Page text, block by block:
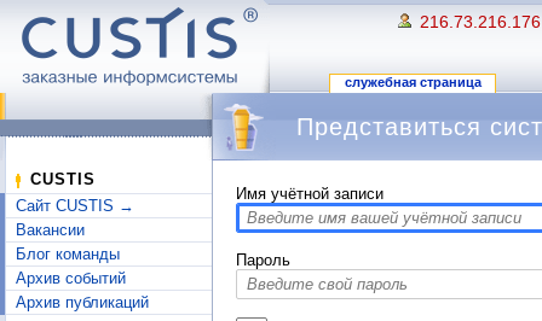
216.73.216.176
служебная страница
CUSTIS
Сайт CUSTIS →
Вакансии
Блог команды
Архив событий
Архив публикаций
Представиться
Имя учётной записи
Пароль